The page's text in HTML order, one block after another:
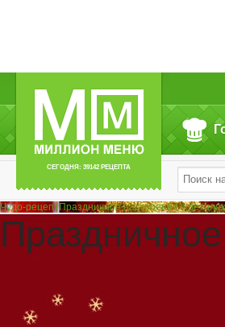
СЕГОДНЯ: 39142 РЕЦЕПТА
Чудо-рецептПраздничное настроение в деталях